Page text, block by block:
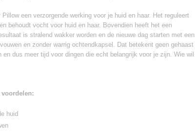
een verzorgende werking voor je huid en haar. Het reguleert
behoudt vocht voor huid en haar. Bovendien heeft het een
is stralend wakker worden en de nieuwe dag starten met een
en zonder warrig ochtendkapsel. Dat betekent geen gehaast
en dus meer tijd voor dingen die echt belangrijk voor je zijn. Wie wil
voordelen:
huid